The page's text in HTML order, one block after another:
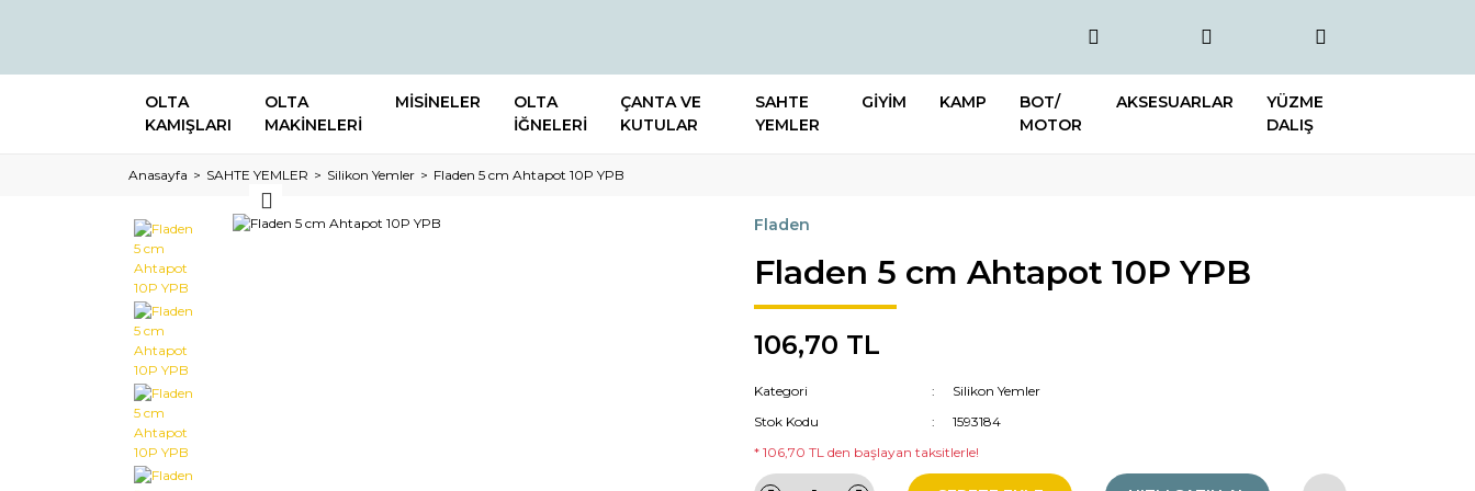
OLTA
KAMIŞLARI
OLTA
MAKİNELERİ
MİSİNELER
OLTA
İĞNELERİ
ÇANTA VE
KUTULAR
SAHTE
YEMLER
GİYİM KAMP
BOT/
MOTOR
AKSESUARLAR
YÜZME
DALIŞ
Anasayfa SAHTE YEMLER Silikon Yemler Fladen 5 cm Ahtapot 10P YPB
Fladen
Fladen 5 cm Ahtapot 10P YPB
106,70 TL
Kategori
Silikon Yemler
Stok Kodu
1593184
* 106,70 TL den başlayan taksitlerle!